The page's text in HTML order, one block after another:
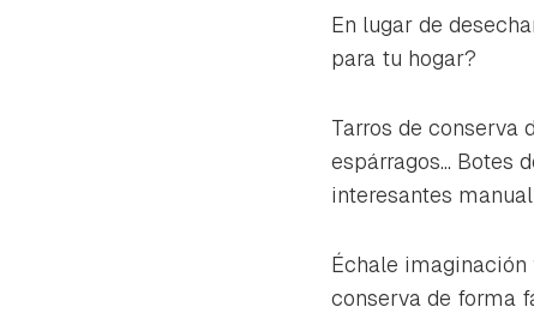
En lugar de
para tu hogar?
Tarros de conserva
espárragos... Botes
interesantes
Échale imaginación
conserva de forma